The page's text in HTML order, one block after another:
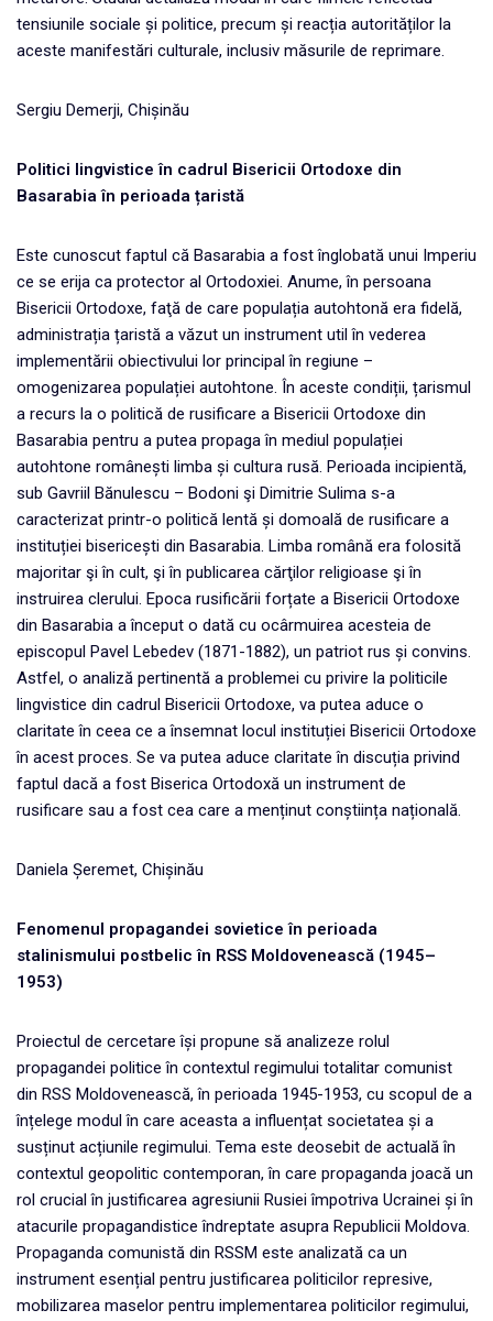
tensiunile sociale și politice, precum și reacția autorităților la
aceste manifestări culturale, inclusiv măsurile de reprimare.
Sergiu Demerji, Chișinău
Politici lingvistice în cadrul Bisericii Ortodoxe din
Basarabia în perioada țaristă
Este cunoscut faptul că Basarabia a fost înglobată unui Imperiu
ce se erija ca protector al Ortodoxiei. Anume, în persoana
Bisericii Ortodoxe, faţă de care populația autohtonă era fidelă,
administrația țaristă a văzut un instrument util în vederea
implementării obiectivului lor principal în regiune –
omogenizarea populației autohtone. În aceste condiții, țarismul
a recurs la o politică de rusificare a Bisericii Ortodoxe din
Basarabia pentru a putea propaga în mediul populației
autohtone românești limba și cultura rusă. Perioada incipientă,
sub Gavriil Bănulescu – Bodoni şi Dimitrie Sulima s-a
caracterizat printr-o politică lentă și domoală de rusificare a
instituției bisericești din Basarabia. Limba română era folosită
majoritar şi în cult, şi în publicarea cărţilor religioase şi în
instruirea clerului. Epoca rusificării forțate a Bisericii Ortodoxe
din Basarabia a început o dată cu ocârmuirea acesteia de
episcopul Pavel Lebedev (1871-1882), un patriot rus și convins.
Astfel, o analiză pertinentă a problemei cu privire la politicile
lingvistice din cadrul Bisericii Ortodoxe, va putea aduce o
claritate în ceea ce a însemnat locul instituției Bisericii Ortodoxe
în acest proces. Se va putea aduce claritate în discuția privind
faptul dacă a fost Biserica Ortodoxă un instrument de
rusificare sau a fost cea care a menținut conștiința națională.
Daniela Șeremet, Chișinău
Fenomenul propagandei sovietice în perioada
stalinismului postbelic în RSS Moldovenească (1945–
1953)
Proiectul de cercetare își propune să analizeze rolul
propagandei politice în contextul regimului totalitar comunist
din RSS Moldovenească, în perioada 1945-1953, cu scopul de a
înțelege modul în care aceasta a influențat societatea și a
susținut acțiunile regimului. Tema este deosebit de actuală în
contextul geopolitic contemporan, în care propaganda joacă un
rol crucial în justificarea agresiunii Rusiei împotriva Ucrainei și în
atacurile propagandistice îndreptate asupra Republicii Moldova.
Propaganda comunistă din RSSM este analizată ca un
instrument esențial pentru justificarea politicilor represive,
mobilizarea maselor pentru implementarea politicilor regimului,